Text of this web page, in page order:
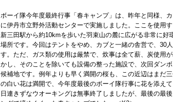
ボーイ隊今年度最終行事「春キャンプ」は、昨年と同様、
に伊丹市立野外活動センターで実施しました。ここを使用
新三田駅から約10kmを歩いた羽束山の麓に広がる非常に好
場所です。今回はテントをやめ、カブと一緒の舎営で、30
す。ただ、ガス類の使用は厳禁で、炊事は全て薪、炭使用
かし、そのことを除いても設備の整った施設で、次回ダン
候補地です。例年よりも早く満開の桜も、この近辺はまだ
の白い花は満開で、今年度最後のボーイ隊行事に花を添え
日連きずなウオーキングは無事終了しましたが、最後の最